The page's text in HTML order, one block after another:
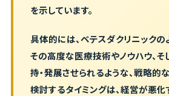
を示しています。
具体的には、ベテスダクリニックの
その高度な医療技術やノウハウ、
持・発展させられるような、戦略
検討するタイミングは、経営が悪化